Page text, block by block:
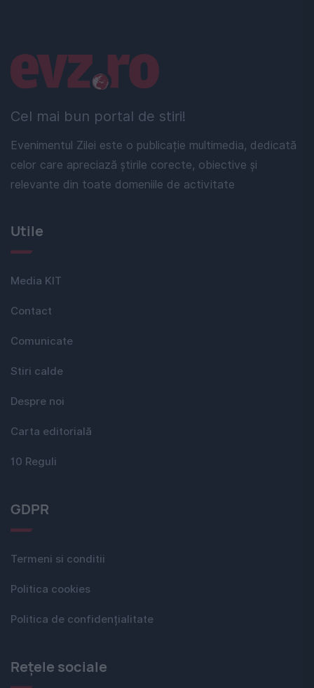
Cel mai bun portal de stiri!
Evenimentul Zilei este o publicație multimedia, dedicată
celor care apreciază știrile corecte, obiective și
relevante din toate domeniile de activitate
Linkuri utile
Utile
Media KIT
Contact
Comunicate
Stiri calde
Despre noi
Carta editorială
10 Reguli
GDPR
Termeni si conditii
Politica cookies
Politica de confidențialitate
Rețele sociale